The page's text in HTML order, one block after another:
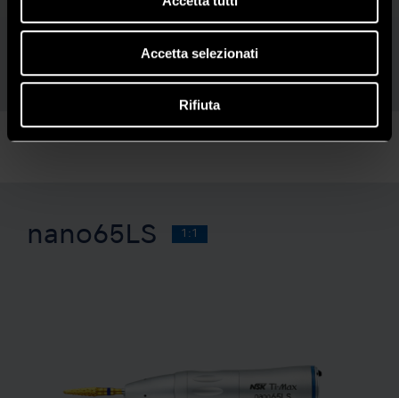
Accetta selezionati
Rifiuta
Fibre ottiche Cellular Glass Sistema Clean Head
nano65LS 1:1